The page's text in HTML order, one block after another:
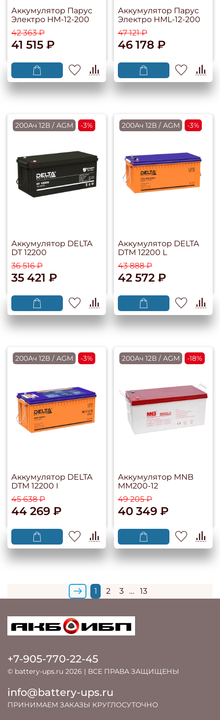
Аккумулятор Парус
Электро HM-12-200
42 363 ₽
41 515 ₽
Аккумулятор Парус
Электро HML-12-200
47 121 ₽
46 178 ₽
200Ач 12В / AGM -3%
Аккумулятор DELTA
DT 12200
36 516 ₽
35 421 ₽
200Ач 12В / AGM -3%
Аккумулятор DELTA
DTM 12200 L
43 888 ₽
42 572 ₽
200Ач 12В / AGM -3%
Аккумулятор DELTA
DTM 12200 I
45 638 ₽
44 269 ₽
200Ач 12В / AGM -18%
Аккумулятор MNB
MM200-12
49 205 ₽
40 349 ₽
1 2 3 … 13
+7-905-770-22-45
© battery-ups.ru 2026 | ВСЕ ПРАВА ЗАЩИЩЕНЫ
info@battery-ups.ru
ПРИНИМАЕМ ЗАКАЗЫ КРУГЛОСУТОЧНО